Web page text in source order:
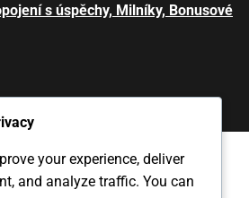
s úspěchy, Milníky, Bonusové
your experience, deliver
and analyze traffic. You can